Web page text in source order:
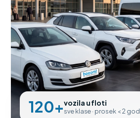
120+vozila u floti
sve klase · prosek < 2 god.